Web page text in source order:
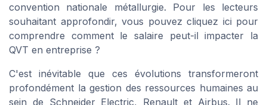
convention nationale métallurgie. Pour les lecteurs
souhaitant approfondir, vous pouvez cliquez ici pour
comprendre comment le salaire peut-il impacter la
QVT en entreprise ?
C'est inévitable que ces évolutions transformeront
profondément la gestion des ressources humaines au
sein de Schneider Electric, Renault et Airbus. Il ne